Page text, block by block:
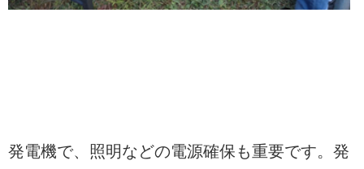
発電機で、照明などの電源確保も重要です。発